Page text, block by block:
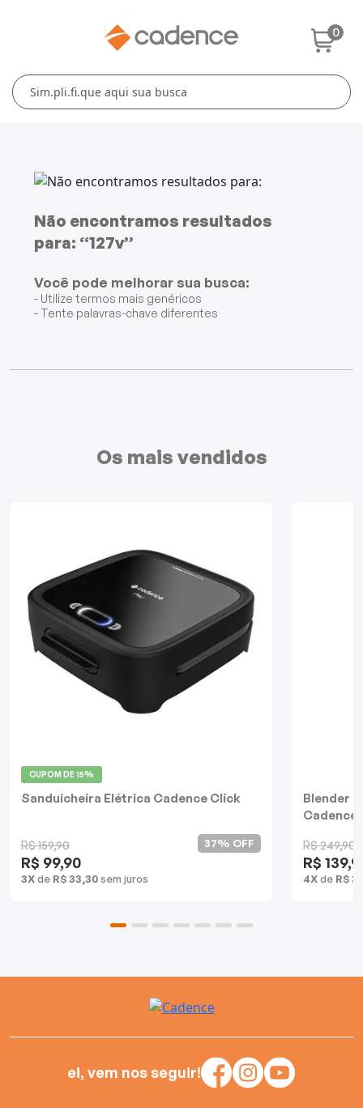
0
Não encontramos resultados
para: “127v”
Você pode melhorar sua busca:
- Utilize termos mais genéricos
- Tente palavras-chave diferentes
Os mais vendidos
CUPOM DE15%
Sanduicheira Elétrica Cadence Click
R$ 159,90
R$ 99,90
3Xde R$ 33,30sem juros
37% OFF
Blender
Cadence
R$ 249,90
R$
4Xde R$
ei, vem nos seguir!
Cozinha
Chaleiras Elétricas
Cafeteiras
Mixers
Torradeiras
Máquina de Waffle
Bebedouros
Conforto Térmico
Cuidados Pessoais
Pranchas